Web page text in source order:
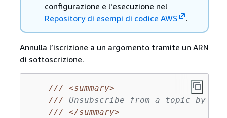
configurazione e l'esecuzione nel
Repository di esempi di codice AWS
.
Annulla l’iscrizione a un argomento tramite un ARN
di sottoscrizione.
///
<summary>
/// Unsubscribe from a topic by a
///
</summary>